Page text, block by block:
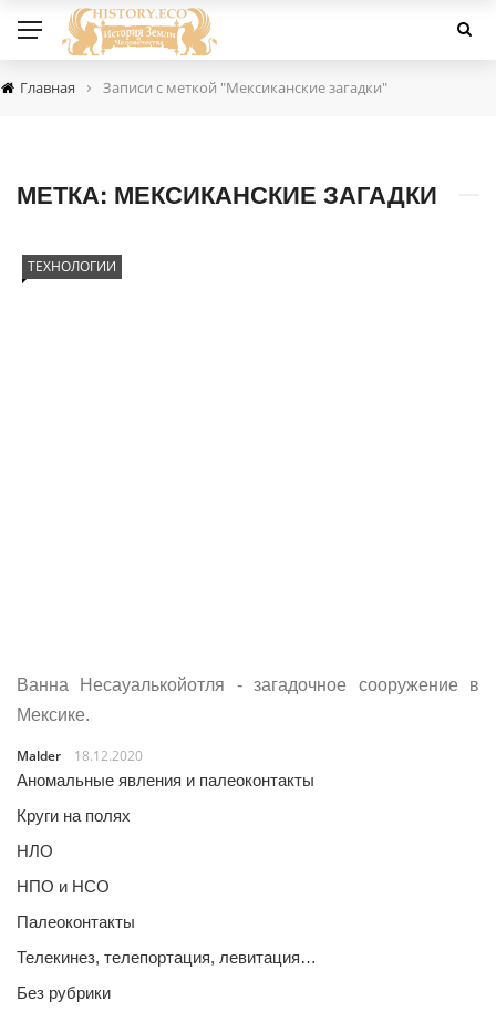
Главная › Записи с меткой "Мексиканские загадки"
МЕТКА: МЕКСИКАНСКИЕ ЗАГАДКИ
ТЕХНОЛОГИИ
Ванна Несауалькойотля - загадочное сооружение в
Мексике.
Malder
18.12.2020
Аномальные явления и палеоконтакты
Круги на полях
НЛО
НПО и НСО
Палеоконтакты
Телекинез, телепортация, левитация…
Без рубрики